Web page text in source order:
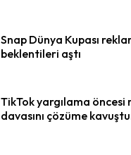
Snap Dünya Kupası
beklentileri aştı
TikTok yargılama öncesi
davasını çözüme